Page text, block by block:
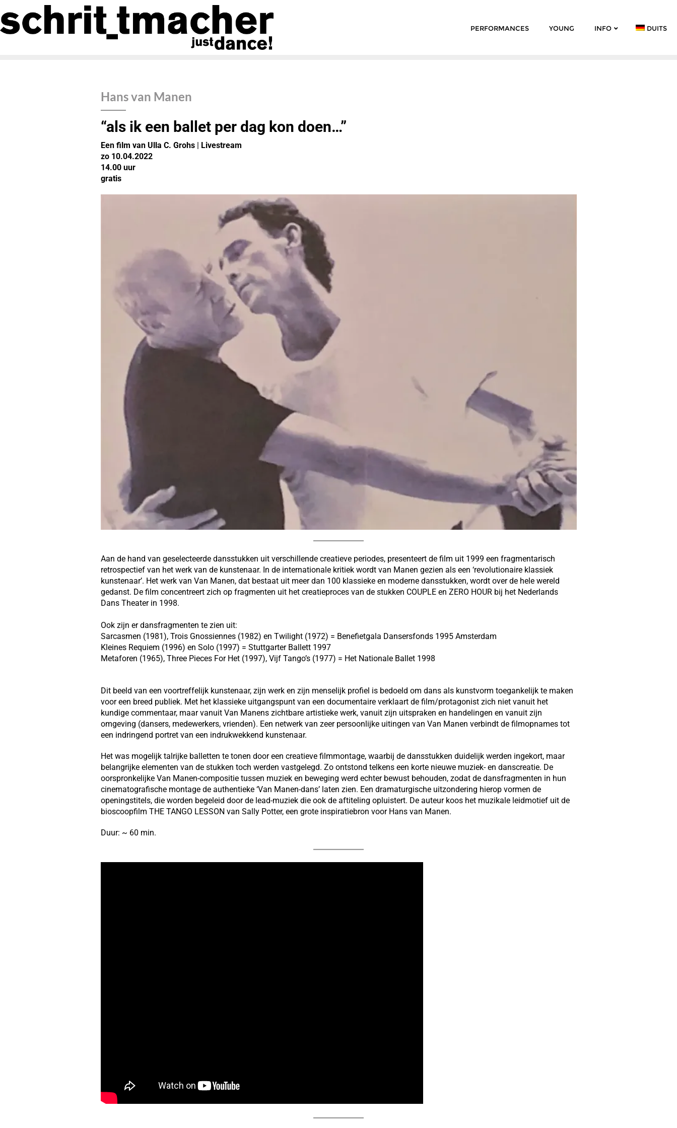
PERFORMANCES YOUNG INFO DUITS
Hans van Manen
“als ik een ballet per dag kon doen…”
Een film van Ulla C. Grohs| Livestream
zo 10.04.2022
14.00 uur
gratis
Aan de hand van geselecteerde dansstukken uit verschillende creatieve periodes, presenteert de film uit 1999 een fragmentarisch
retrospectief van het werk van de kunstenaar. In de internationale kritiek wordt van Manen gezien als een ‘revolutionaire klassiek
kunstenaar’. Het werk van Van Manen, dat bestaat uit meer dan 100 klassieke en moderne dansstukken, wordt over de hele wereld
gedanst. De film concentreert zich op fragmenten uit het creatieproces van de stukken COUPLE en ZERO HOUR bij het Nederlands
Dans Theater in 1998.
Ook zijn er dansfragmenten te zien uit:
Sarcasmen (1981), Trois Gnossiennes (1982) en Twilight (1972) = Benefietgala Dansersfonds 1995 Amsterdam
Kleines Requiem (1996) en Solo (1997) = Stuttgarter Ballett 1997
Metaforen (1965), Three Pieces For Het (1997), Vijf Tango’s (1977) = Het Nationale Ballet 1998
Dit beeld van een voortreffelijk kunstenaar, zijn werk en zijn menselijk profiel is bedoeld om dans als kunstvorm toegankelijk te maken
voor een breed publiek. Met het klassieke uitgangspunt van een documentaire verklaart de film/protagonist zich niet vanuit het
kundige commentaar, maar vanuit Van Manens zichtbare artistieke werk, vanuit zijn uitspraken en handelingen en vanuit zijn
omgeving (dansers, medewerkers, vrienden). Een netwerk van zeer persoonlijke uitingen van Van Manen verbindt de filmopnames tot
een indringend portret van een indrukwekkend kunstenaar.
Het was mogelijk talrijke balletten te tonen door een creatieve filmmontage, waarbij de dansstukken duidelijk werden ingekort, maar
belangrijke elementen van de stukken toch werden vastgelegd. Zo ontstond telkens een korte nieuwe muziek- en danscreatie. De
oorspronkelijke Van Manen-compositie tussen muziek en beweging werd echter bewust behouden, zodat de dansfragmenten in hun
cinematografische montage de authentieke ‘Van Manen-dans’ laten zien. Een dramaturgische uitzondering hierop vormen de
openingstitels, die worden begeleid door de lead-muziek die ook de aftiteling opluistert. De auteur koos het muzikale leidmotief uit de
bioscoopfilm THE TANGO LESSON van Sally Potter, een grote inspiratiebron voor Hans van Manen.
Duur: ~ 60 min.